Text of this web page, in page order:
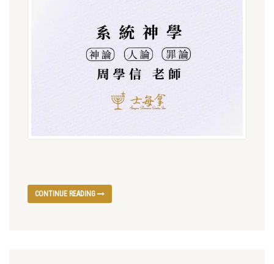
CONTINUE READING